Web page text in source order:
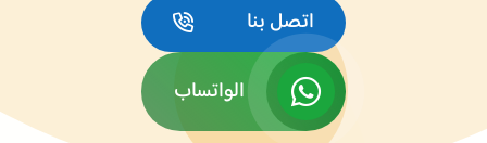
اتصل بنا
الواتساب